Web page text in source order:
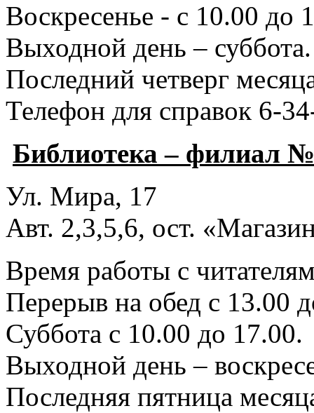
Воскресенье - с 10.00 до
Выходной день – суббота.
Последний четверг
Телефон для справок 6-
Библиотека – филиал
Ул. Мира, 17
Авт. 2,3,5,6, ост.
Время работы с
Перерыв на обед с 13.00
Суббота с 10.00 до 17.00.
Выходной день –
Последняя пятница